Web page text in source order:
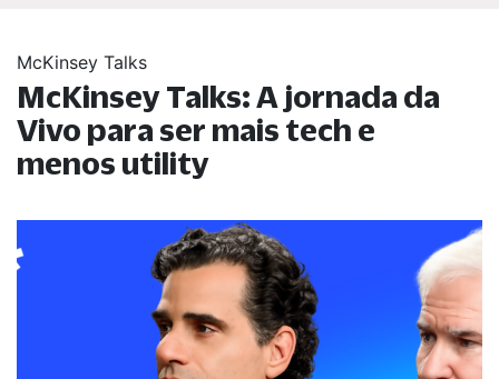
McKinsey Talks
McKinsey Talks: A jornada da
Vivo para ser mais tech e
menos utility